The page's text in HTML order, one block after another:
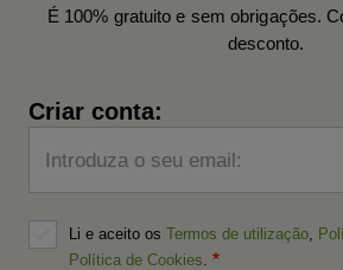
É 100% gratuito e sem obrigações.
desconto.
Criar conta:
Introduza o seu email:
Li e aceito os Termos de utilização
Política de Cookies